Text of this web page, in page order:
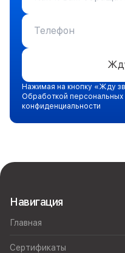
Нажимая на кнопку «Жду
Обработкой персональных
конфиденциальности
Навигация
Главная
Сертификаты